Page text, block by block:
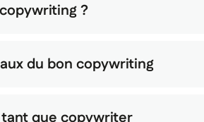
le copywriting ?
du bon copywriting